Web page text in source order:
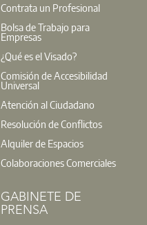
Contrata un Profesional
Bolsa de Trabajo para
Empresas
¿Qué es el Visado?
Comisión de Accesibilidad
Universal
Atención al Ciudadano
Resolución de Conflictos
Alquiler de Espacios
Colaboraciones Comerciales
GABINETE DE
PRENSA